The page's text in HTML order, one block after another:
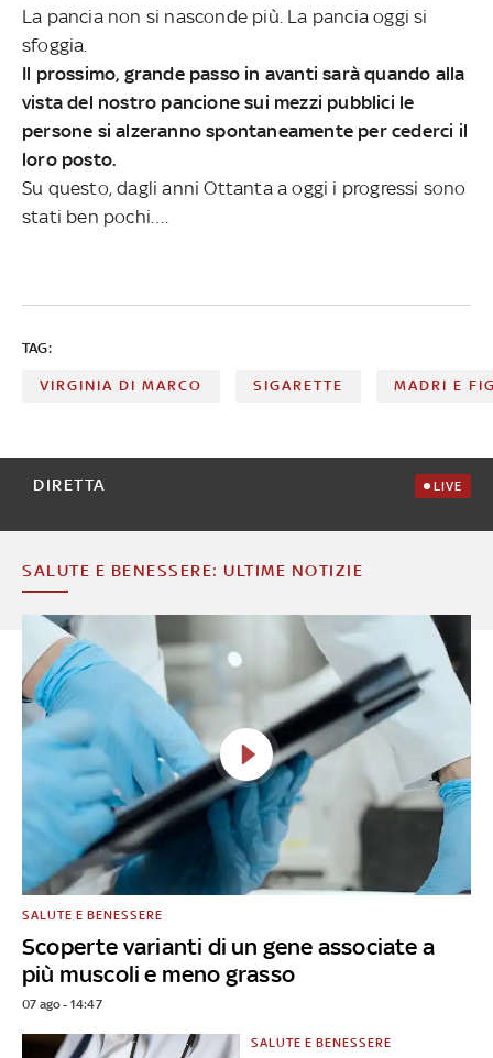
La pancia non si nasconde più. La pancia oggi si
sfoggia.
Il prossimo, grande passo in avanti sarà quando alla
vista del nostro pancione sui mezzi pubblici le
persone si alzeranno spontaneamente per cederci il
loro posto.
Su questo, dagli anni Ottanta a oggi i progressi sono
stati ben pochi….
TAG:
VIRGINIA DI MARCO SIGARETTE MADRI E
DIRETTA LIVE
SALUTE E BENESSERE: ULTIME NOTIZIE
Scoperte varianti di un gene associate a
più muscoli e meno grasso
SALUTE E BENESSERE
07 ago - 14:47
SALUTE E BENESSERE